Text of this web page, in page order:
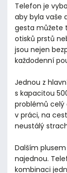
Telefon je
aby byla vaše
gesta můžete
otisků prstů
jsou nejen
každodenní
Jednou z
s kapacitou
problémů celý
v práci, na
neustálý
Dalším
najednou.
kombinaci